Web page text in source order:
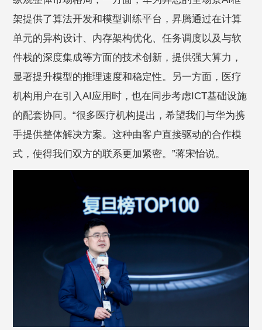
架提供了算法开发和模型训练平台，昇腾通过在计算
单元的异构设计、内存架构优化、任务调度以及与软
件栈的深度集成等方面的技术创新，提供强大算力，
显著提升模型的推理速度和稳定性。另一方面，医疗
机构用户在引入AI应用时，也在同步考虑ICT基础设施
的配套协同。“很多医疗机构提出，希望我们与华为携
手提供整体解决方案。这种由客户直接驱动的合作模
式，使得我们双方的联系更加紧密。”蒋宋怡说。